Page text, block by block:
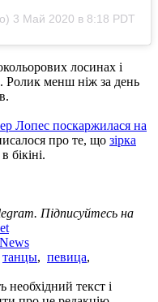
3 Май 2020 в 8:18 PDT
лосинах і
Ролик менш ніж за день
Лопес поскаржилася на
про те, що зірка
в бікіні.
Підписуйтесь на
танцы, певица,
текст і